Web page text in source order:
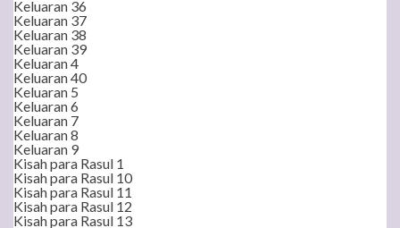
Keluaran 36
Keluaran 37
Keluaran 38
Keluaran 39
Keluaran 4
Keluaran 40
Keluaran 5
Keluaran 6
Keluaran 7
Keluaran 8
Keluaran 9
Kisah para Rasul 1
Kisah para Rasul 10
Kisah para Rasul 11
Kisah para Rasul 12
Kisah para Rasul 13